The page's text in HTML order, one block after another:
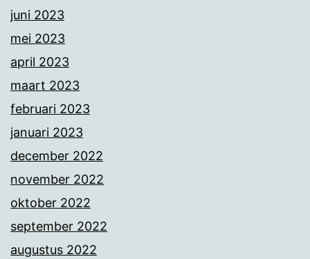
juni 2023
mei 2023
april 2023
maart 2023
februari 2023
januari 2023
december 2022
november 2022
oktober 2022
september 2022
augustus 2022